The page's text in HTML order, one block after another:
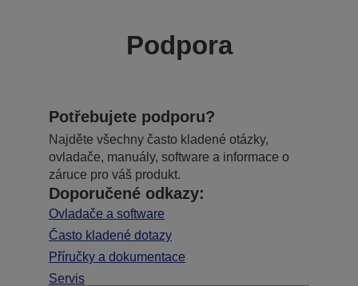
Podpora
Potřebujete podporu?
Najděte všechny často kladené otázky,
ovladače, manuály, software a informace o
záruce pro váš produkt.
Doporučené odkazy:
Ovladače a software
Často kladené dotazy
Příručky a dokumentace
Servis